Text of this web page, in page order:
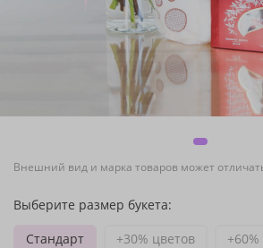
Внешний вид и марка товаров может
Выберите размер букета:
Стандарт
+30% цветов